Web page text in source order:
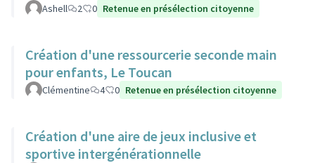
Ashell 2 0 Retenue en présélection citoyenne
Création d'une ressourcerie seconde main
pour enfants, Le Toucan
Clémentine 4 0 Retenue en présélection citoyenne
Création d'une aire de jeux inclusive et
sportive intergénérationnelle